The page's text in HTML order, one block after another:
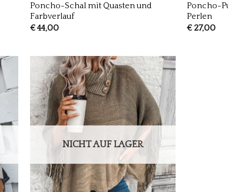
Poncho-Schal mit Quasten und
Farbverlauf
€44,00
Poncho-
Perlen
€ 27,00
NICHT AUF LAGER